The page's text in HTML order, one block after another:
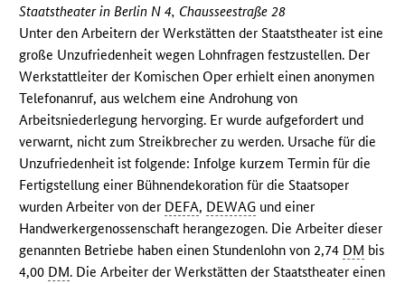
Staatstheater in Berlin N 4, Chausseestraße 28
Unter den Arbeitern der Werkstätten der Staatstheater ist eine
große Unzufriedenheit wegen Lohnfragen festzustellen. Der
Werkstattleiter der Komischen Oper erhielt einen anonymen
Telefonanruf, aus welchem eine Androhung von
Arbeitsniederlegung hervorging. Er wurde aufgefordert und
verwarnt, nicht zum Streikbrecher zu werden. Ursache für die
Unzufriedenheit ist folgende: Infolge kurzem Termin für die
Fertigstellung einer Bühnendekoration für die Staatsoper
wurden Arbeiter von der DEFA, DEWAG und einer
Handwerkergenossenschaft herangezogen. Die Arbeiter dieser
genannten Betriebe haben einen Stundenlohn von 2,74 DM bis
4,00 DM. Die Arbeiter der Werkstätten der Staatstheater einen